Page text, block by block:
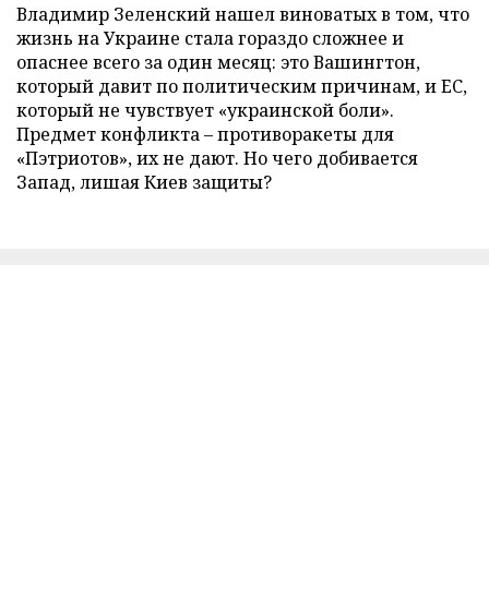
Владимир Зеленский нашел виноватых в том, что
жизнь на Украине стала гораздо сложнее и
опаснее всего за один месяц: это Вашингтон,
который давит по политическим причинам, и ЕС,
который не чувствует «украинской боли».
Предмет конфликта – противоракеты для
«Пэтриотов», их не дают. Но чего добивается
Запад, лишая Киев защиты?